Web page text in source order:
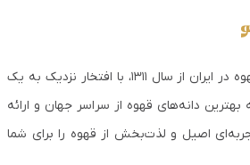
ریو، نخستین تولیدکننده قهوه در ایران از سال ۱۳۱۱، با افتخار نزدیک به یک
دانه‌های قهوه از سراسر جهان و ارائه
اصیل و لذت‌بخش از قهوه را برای شما